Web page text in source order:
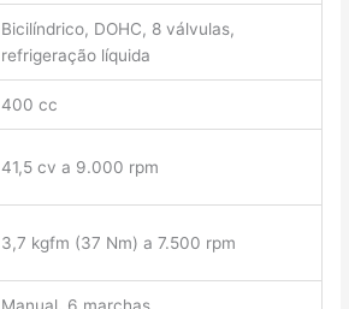
Bicilíndrico, DOHC, 8 válvulas,
refrigeração líquida
400 cc
41,5 cv a 9.000 rpm
3,7 kgfm (37 Nm) a 7.500 rpm